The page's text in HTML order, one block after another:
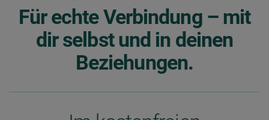
Für echte Verbindung – mit
dir selbst und in deinen
Beziehungen.